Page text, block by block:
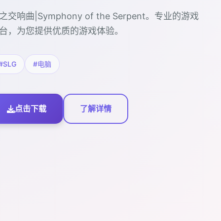
交响曲|Symphony of the Serpent。专业的游戏
，为您提供优质的游戏体验。
#电脑
点击下载 了解详情